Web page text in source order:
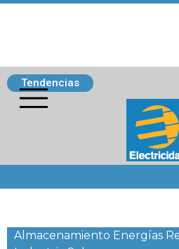
Tendencias
Almacenamiento Energías